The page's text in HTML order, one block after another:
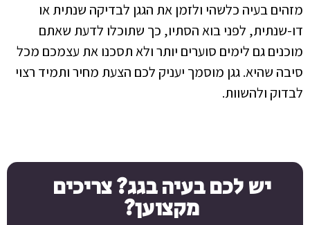
מזהים בעיה כלשהי ולזמן את הגגן לבדיקה שנתית או
דו-שנתית, לפני בוא הסתיו, כך שתוכלו לדעת שאתם
מוכנים גם לימים סוערים יותר ולא תסכנו את עצמכם מכל
סיבה שהיא. גגן מוסמך יעניק לכם הצעת מחיר ותמיד רצוי
לבדוק ולהשוות.
יש לכם בעיה בגג? צריכים
מקצוען?